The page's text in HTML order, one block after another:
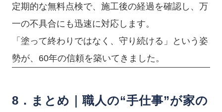
定期的な無料点検で、施工後の経過を確認し、万
一の不具合にも迅速に対応します。
「塗って終わりではなく、守り続ける」という姿
勢が、60年の信頼を築いてきました。
8．まとめ｜職人の“手仕事”が家の